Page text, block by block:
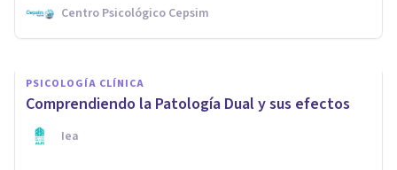
Centro Psicológico Cepsim
Centro De Adicción Sevilla
PSICOLOGÍA CLÍNICA
Comprendiendo la Patología Dual y sus efectos
Iea